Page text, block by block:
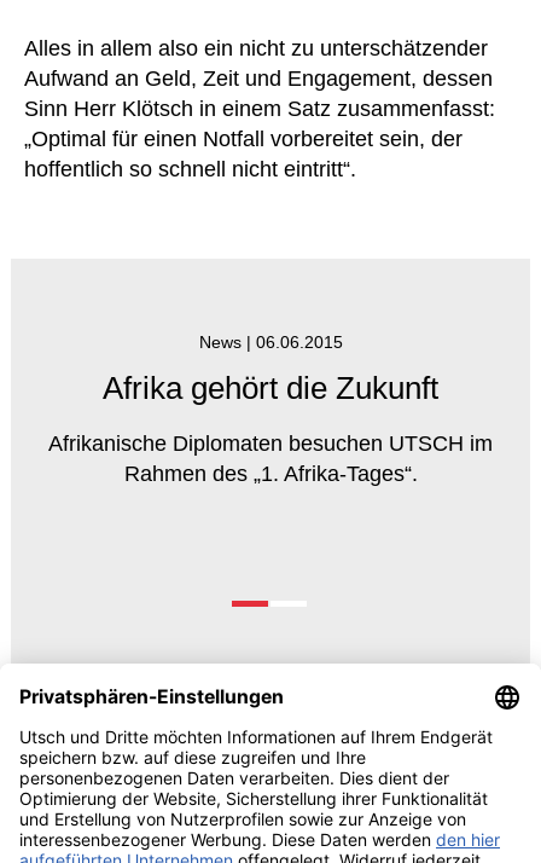
Alles in allem also ein nicht zu unterschätzender
Aufwand an Geld, Zeit und Engagement, dessen
Sinn Herr Klötsch in einem Satz zusammenfasst:
„Optimal für einen Notfall vorbereitet sein, der
hoffentlich so schnell nicht eintritt“.
News | 06.06.2015
Afrika gehört die Zukunft
Afrikanische Diplomaten besuchen UTSCH im
Rahmen des „1. Afrika-Tages“.
© 2026 UTSCH
AGB und Einkaufsbedingungen
Vorabinformationen Data
Act
Impressum
Datenschutzrechtliche Information